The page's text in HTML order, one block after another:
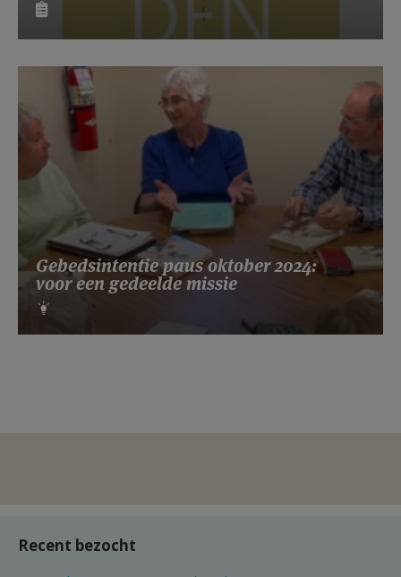
Gebedsintentie paus oktober 2024:
voor een gedeelde missie
Recent bezocht